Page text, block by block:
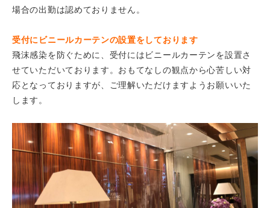
場合の出勤は認めておりません。
受付にビニールカーテンの設置をしております
飛沫感染を防ぐために、受付にはビニールカーテンを設置さ
せていただいております。おもてなしの観点から心苦しい対
応となっておりますが、ご理解いただけますようお願いいた
します。